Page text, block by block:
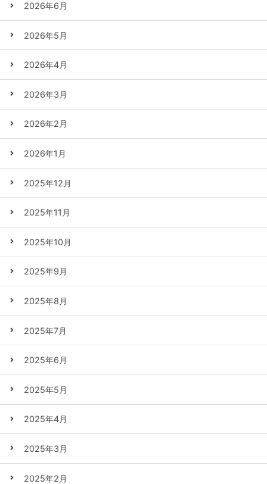
2026年6月
2026年5月
2026年4月
2026年3月
2026年2月
2026年1月
2025年12月
2025年11月
2025年10月
2025年9月
2025年8月
2025年7月
2025年6月
2025年5月
2025年4月
2025年3月
2025年2月